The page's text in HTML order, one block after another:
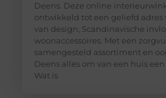
Deens. Deze online
ontwikkeld tot een geliefd adres
van design, Scandinavische
woonaccessoires. Met een
samengesteld assortiment en
Deens alles om van een huis
Wat is